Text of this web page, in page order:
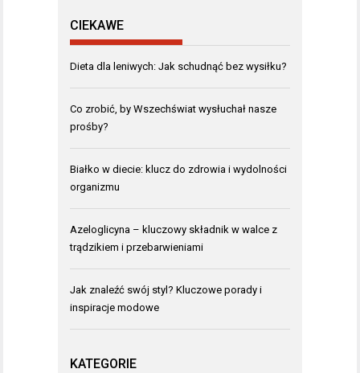
CIEKAWE
Dieta dla leniwych: Jak schudnąć bez wysiłku?
Co zrobić, by Wszechświat wysłuchał nasze
prośby?
Białko w diecie: klucz do zdrowia i wydolności
organizmu
Azeloglicyna – kluczowy składnik w walce z
trądzikiem i przebarwieniami
Jak znaleźć swój styl? Kluczowe porady i
inspiracje modowe
KATEGORIE